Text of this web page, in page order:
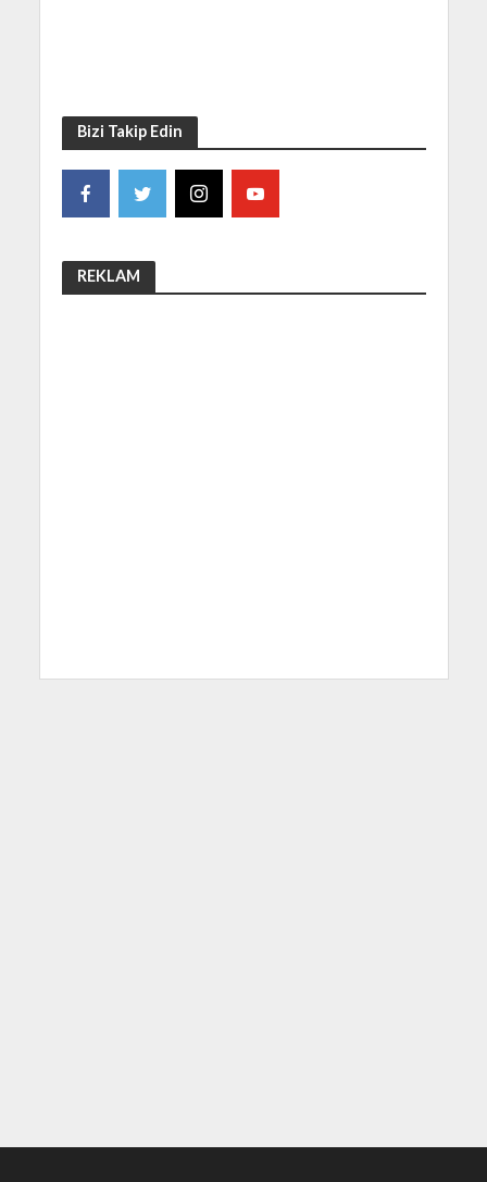
Bizi Takip Edin
REKLAM